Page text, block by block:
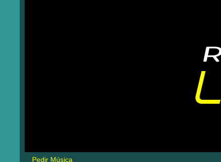
Pedir Música